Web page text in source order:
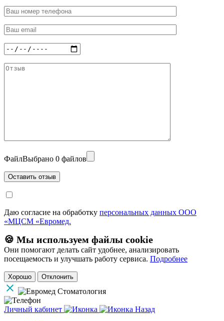
ФайлВыбрано 0 файлов
Даю согласие на обработку персональных данных ООО
«МЦСМ «Евромед.
🍪 Мы используем файлы cookie
Они помогают делать сайт удобнее, анализировать
посещаемость и улучшать работу сервиса. Подробнее
Хорошо Отклонить
Личный кабинет
Назад